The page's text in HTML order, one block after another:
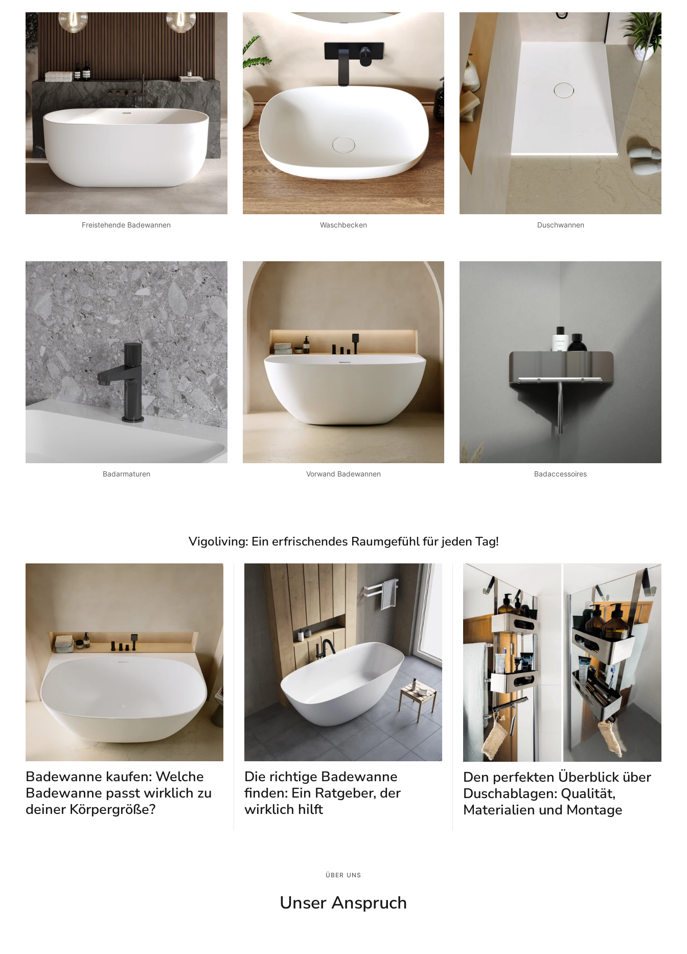
Freistehende Badewannen Waschbecken Duschwannen
Badarmaturen Vorwand Badewannen Badaccessoires
Vigoliving: Ein erfrischendes Raumgefühl für jeden Tag!
Badewanne kaufen: Welche
Badewanne passt wirklich zu
deiner Körpergröße?
Die richtige Badewanne
finden: Ein Ratgeber, der
wirklich hilft
Den perfekten Überblick über
Duschablagen: Qualität,
Materialien und Montage
ÜBER UNS
Unser Anspruch